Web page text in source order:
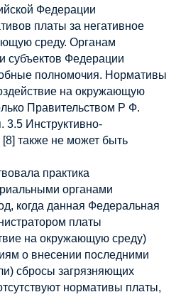
Федерации
платы за негативное
среду. Органам
субъектов Федерации
полномочия. Нормативы
на окружающую
Правительством Р Ф.
3.5 Инструктивно-
[8] также не может быть
практика
органами
когда данная Федеральная
платы
на окружающую среду)
о внесении последними
сбросы загрязняющих
нормативы платы,